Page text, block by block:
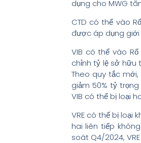
dụng cho MWG
CTD có thể vào
được áp dụng giới
VIB có thể vào
chỉnh tỷ lệ sở hữu
Theo quy tắc
giảm 50% tỷ
VIB có thể bị loại
VRE có thể bị loại
hai liên tiếp
soát Q4/2024,